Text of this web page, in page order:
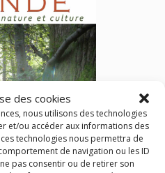
des cookies
nous utilisons des technologies
et/ou accéder aux informations des
technologies nous permettra de
de navigation ou les ID
pas consentir ou de retirer son